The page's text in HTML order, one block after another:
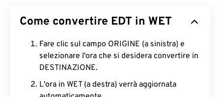
Come convertire EDT in WET
Fare clic sul campo ORIGINE (a sinistra) e
selezionare l'ora che si desidera convertire in
DESTINAZIONE.
L'ora in WET (a destra) verrà aggiornata